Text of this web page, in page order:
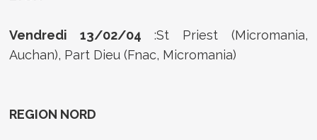
Vendredi 13/02/04 :St Priest (Micromania,
Auchan), Part Dieu (Fnac, Micromania)
REGION NORD